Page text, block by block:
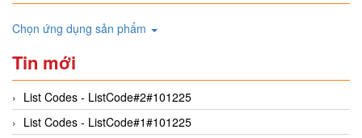
Chọn ứng dụng sản phẩm
Tin mới
List Codes - ListCode#2#101225
List Codes - ListCode#1#101225